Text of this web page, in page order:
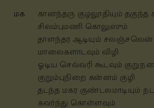
மக
கானந்தரு குழலூதியும்
சிலம்புமணி கொலுஸும்
தாளந்தர ஆடியும்
மாலைகளாடவும் விழி
ஓடிய செவ்வரி கூடவும்
குறும்புநிறை கன்னம் குழி
தடந்த மகர குண்டலமாடியும்
கவர்ந்து கொள்ளவும்